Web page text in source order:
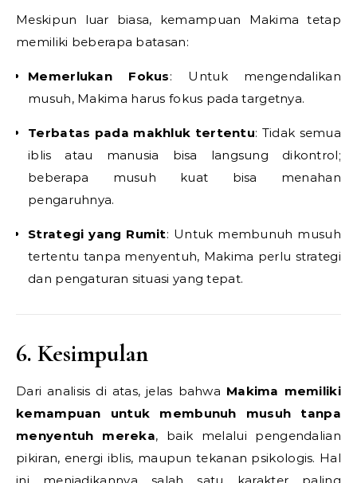
Meskipun luar biasa, kemampuan Makima tetap
memiliki beberapa batasan:
Memerlukan Fokus: Untuk mengendalikan
musuh, Makima harus fokus pada targetnya.
Terbatas pada makhluk tertentu: Tidak semua
iblis atau manusia bisa langsung dikontrol;
beberapa musuh kuat bisa menahan
pengaruhnya.
Strategi yang Rumit: Untuk membunuh musuh
tertentu tanpa menyentuh, Makima perlu strategi
dan pengaturan situasi yang tepat.
6. Kesimpulan
Dari analisis di atas, jelas bahwa Makima memiliki
kemampuan untuk membunuh musuh tanpa
menyentuh mereka, baik melalui pengendalian
pikiran, energi iblis, maupun tekanan psikologis. Hal